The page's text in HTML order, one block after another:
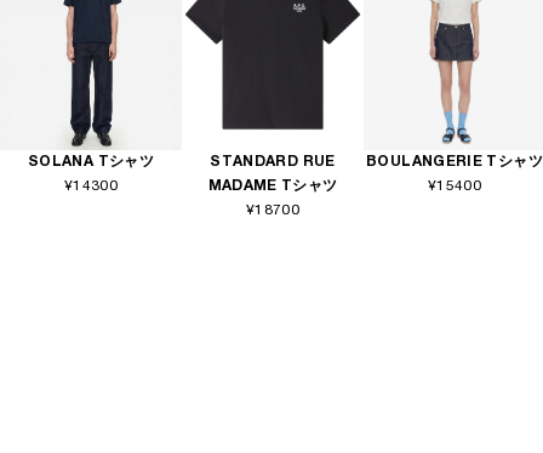
SOLANA Tシャツ
¥14300
STANDARD RUE
MADAME Tシャツ
¥18700
BOULANGERIE Tシャツ
¥15400